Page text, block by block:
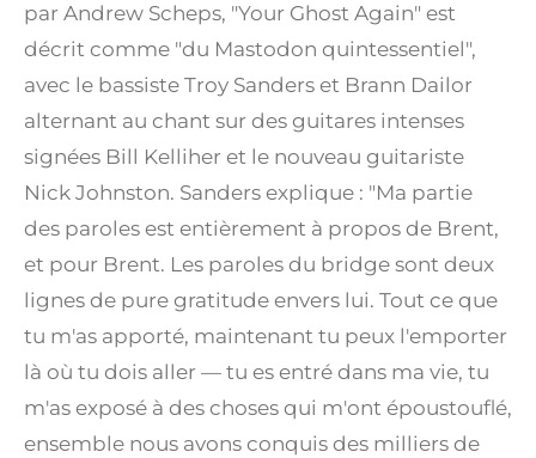
par Andrew Scheps, "Your Ghost Again" est
décrit comme "du Mastodon quintessentiel",
avec le bassiste Troy Sanders et Brann Dailor
alternant au chant sur des guitares intenses
signées Bill Kelliher et le nouveau guitariste
Nick Johnston. Sanders explique : "Ma partie
des paroles est entièrement à propos de Brent,
et pour Brent. Les paroles du bridge sont deux
lignes de pure gratitude envers lui. Tout ce que
tu m'as apporté, maintenant tu peux l'emporter
là où tu dois aller — tu es entré dans ma vie, tu
m'as exposé à des choses qui m'ont époustouflé,
ensemble nous avons conquis des milliers de